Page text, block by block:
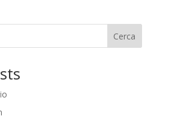
Cerca